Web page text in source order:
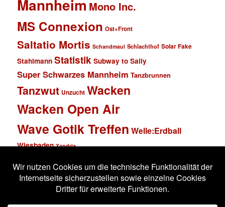
Mannheim Mono Inc.
MS Connexion Ost+Front
Saltatio Mortis Schandmaul Schlachthof Solar Fake
Stahlmann Statistik Subway to Sally
Super Schwarzes Mannheim Tanzbrunnen
Tanzwut Unzucht Wacken
Wacken Open Air
Wave Gotik Treffen Welle:Erdball
Wiesbaden Xandria
Impressum